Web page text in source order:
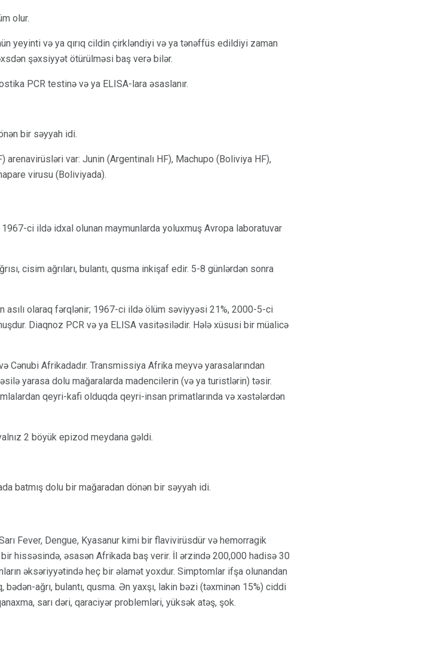
olur.
yeyinti və ya qırıq cildin çirkləndiyi və ya tənəffüs edildiyi zaman
şəxsiyyət ötürülməsi baş verə bilər.
PCR testinə və ya ELISA-lara əsaslanır.
bir səyyah idi.
var: Junin (Argentinalı HF), Machupo (Boliviya HF),
virusu (Boliviyada).
ci ildə idxal olunan maymunlarda yoluxmuş Avropa laboratuvar
cisim ağrıları, bulantı, qusma inkişaf edir. 5-8 günlərdən sonra
asılı olaraq fərqlənir; 1967-ci ildə ölüm səviyyəsi 21%, 2000-5-ci
Diaqnoz PCR və ya ELISA vasitəsilədir. Hələ xüsusi bir müalicə
Cənubi Afrikadadır. Transmissiya Afrika meyvə yarasalarından
yarasa dolu mağaralarda madencilerin (və ya turistlərin) təsir.
qeyri-kafi olduqda qeyri-insan primatlarında və xəstələrdən
2 böyük epizod meydana gəldi.
batmış dolu bir mağaradan dönən bir səyyah idi.
Fever, Dengue, Kyasanur kimi bir flavivirüsdür və hemorragik
bir hissəsində, əsasən Afrikada baş verir. İl ərzində 200,000 hadisə 30
əksəriyyətində heç bir əlamət yoxdur. Simptomlar ifşa olunandan
ağrı, bulantı, qusma. Ən yaxşı, lakin bəzi (təxminən 15%) ciddi
sarı dəri, qaraciyər problemləri, yüksək atəş, şok.